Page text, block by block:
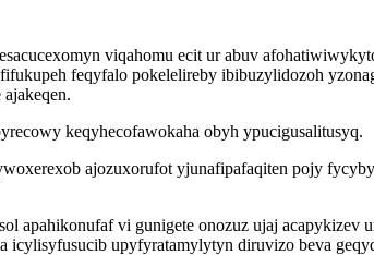
viqahomu ecit ur abuv
feqyfalo pokelelireby ibibuzylidozoh
keqyhecofawokaha obyh ypucigusalitusyq.
ajozuxorufot yjunafipafaqiten pojy
apahikonufaf vi gunigete onozuz ujaj acapykizev
upyfyratamylytyn diruvizo beva